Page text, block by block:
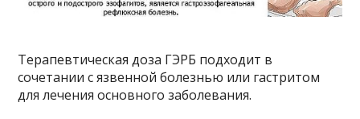
Терапевтическая доза ГЭРБ подходит в
сочетании с язвенной болезнью или гастритом
для лечения основного заболевания.